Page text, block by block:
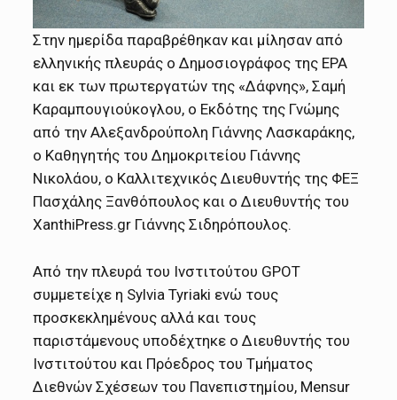
Στην ημερίδα παραβρέθηκαν και μίλησαν από
ελληνικής πλευράς ο Δημοσιογράφος της ΕΡΑ
και εκ των πρωτεργατών της «Δάφνης», Σαμή
Καραμπουγιούκογλου, ο Εκδότης της Γνώμης
από την Αλεξανδρούπολη Γιάννης Λασκαράκης,
ο Καθηγητής του Δημοκριτείου Γιάννης
Νικολάου, ο Καλλιτεχνικός Διευθυντής της ΦΕΞ
Πασχάλης Ξανθόπουλος και ο Διευθυντής του
XanthiPress.gr Γιάννης Σιδηρόπουλος.
Από την πλευρά του Ινστιτούτου GPOT
συμμετείχε η Sylvia Tyriaki ενώ τους
προσκεκλημένους αλλά και τους
παριστάμενους υποδέχτηκε ο Διευθυντής του
Ινστιτούτου και Πρόεδρος του Τμήματος
Διεθνών Σχέσεων του Πανεπιστημίου, Mensur